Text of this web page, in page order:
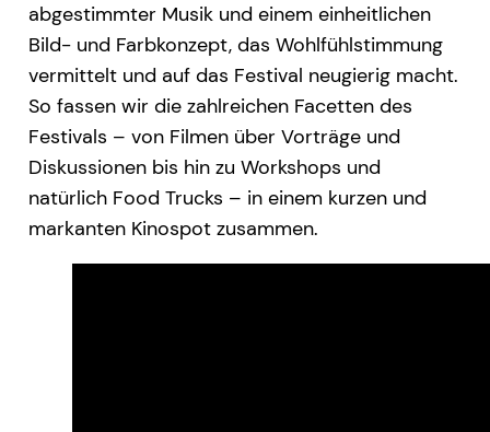
abgestimmter Musik und einem einheitlichen
Bild- und Farbkonzept, das Wohlfühlstimmung
vermittelt und auf das Festival neugierig macht.
So fassen wir die zahlreichen Facetten des
Festivals – von Filmen über Vorträge und
Diskussionen bis hin zu Workshops und
natürlich Food Trucks – in einem kurzen und
markanten Kinospot zusammen.